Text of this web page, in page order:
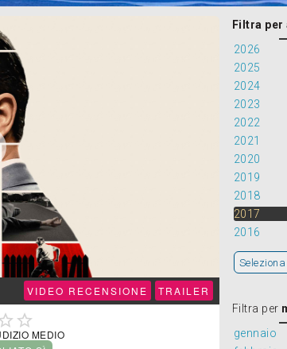
VIDEO RECENSIONE TRAILER

MEDIO
Filtra per
2026
2025
2024
2023
2022
2021
2020
2019
2018
2017
2016
Filtra per
gennaio